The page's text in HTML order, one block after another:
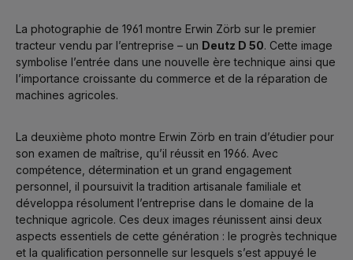
La photographie de 1961 montre Erwin Zörb sur le premier
tracteur vendu par l’entreprise – un Deutz D 50. Cette image
symbolise l’entrée dans une nouvelle ère technique ainsi que
l’importance croissante du commerce et de la réparation de
machines agricoles.
La deuxième photo montre Erwin Zörb en train d’étudier pour
son examen de maîtrise, qu’il réussit en 1966. Avec
compétence, détermination et un grand engagement
personnel, il poursuivit la tradition artisanale familiale et
développa résolument l’entreprise dans le domaine de la
technique agricole. Ces deux images réunissent ainsi deux
aspects essentiels de cette génération : le progrès technique
et la qualification personnelle sur lesquels s’est appuyé le